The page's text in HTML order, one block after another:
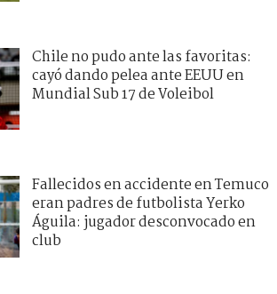
Chile no pudo ante las favoritas:
cayó dando pelea ante EEUU en
Mundial Sub 17 de Voleibol
Fallecidos en accidente en Temuco
eran padres de futbolista Yerko
Águila: jugador desconvocado en
club